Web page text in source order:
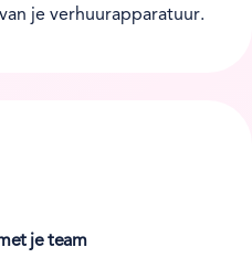
je verhuurapparatuur.
je team